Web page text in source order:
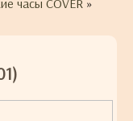
часы COVER »